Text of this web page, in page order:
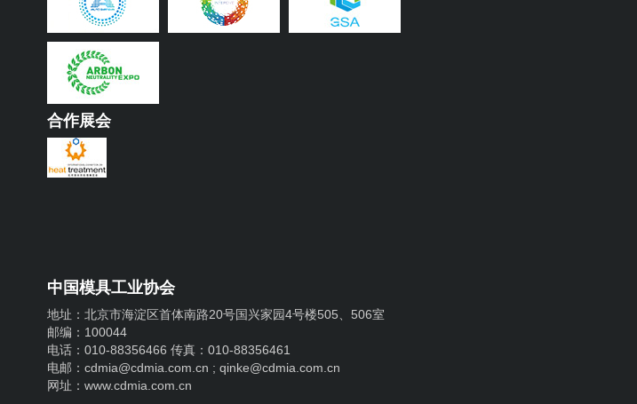
合作展会
中国模具工业协会
地址：北京市海淀区首体南路20号国兴家园4号楼505、506室
邮编：100044
电话：010-88356466 传真：010-88356461
电邮：cdmia@cdmia.com.cn ; qinke@cdmia.com.cn
网址：www.cdmia.com.cn